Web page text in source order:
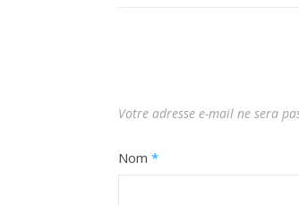
Votre adresse e-mail ne sera
Nom *